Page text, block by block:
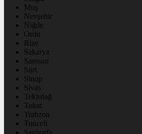
Muş
Nevşehir
Niğde
Ordu
Rize
Sakarya
Samsun
Siirt
Sinop
Sivas
Tekirdağ
Tokat
Trabzon
Tunceli
Şanlıurfa